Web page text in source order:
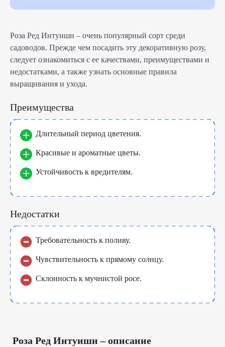
Роза Ред Интуишн – очень популярный сорт среди
садоводов. Прежде чем посадить эту декоративную розу,
следует ознакомиться с ее качествами, преимуществами и
недостатками, а также узнать основные правила
выращивания и ухода.
Преимущества
Длительный период цветения.
Красивые и ароматные цветы.
Устойчивость к вредителям.
Недостатки
Требовательность к поливу.
Чувствительность к прямому солнцу.
Склонность к мучнистой росе.
Роза Ред Интуишн – описание